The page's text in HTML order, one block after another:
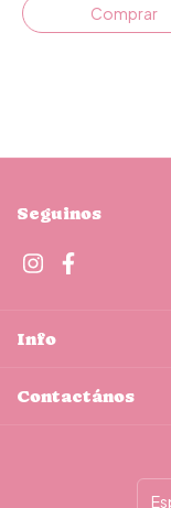
Seguinos
Info
Contactános